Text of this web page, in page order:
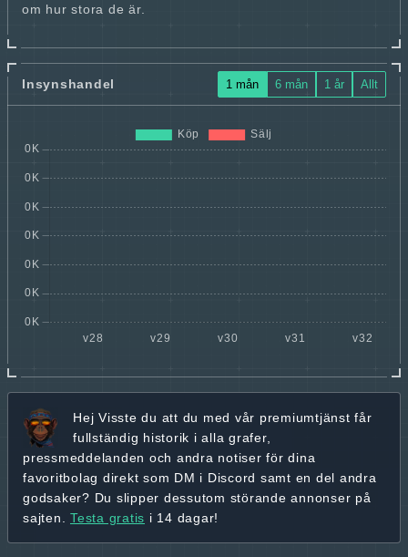
om hur stora de är.
Insynshandel 1 mån 6 mån 1 år Allt
Hej Visste du att du med vår premiumtjänst får
fullständig historik i alla grafer,
pressmeddelanden och andra notiser för dina
favoritbolag direkt som DM i Discord samt en del andra
godsaker? Du slipper dessutom störande annonser på
sajten. Testa gratis i 14 dagar!